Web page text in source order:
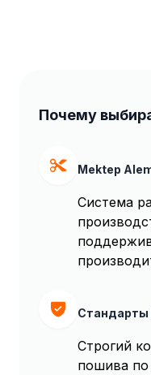
Почему
Mektep
Система
Стандарты
Строгий
пошива по